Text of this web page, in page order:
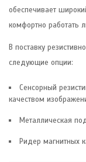
обеспечивает
комфортно работать
В поставку
следующие опции:
Сенсорный
качеством
Металлическая
Ридер магнитных